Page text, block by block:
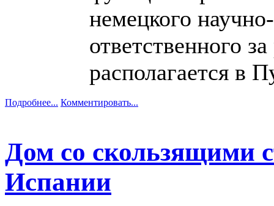
немецкого
ответственного
располагается в
Подробнее... Комментировать...
Дом со скользящими
Испании